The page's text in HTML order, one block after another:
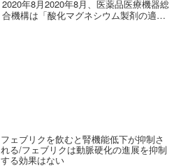
2020年8月2020年8月、医薬品医療機器総
合機構は「酸化マグネシウム製剤の適正
フェブリクを飲むと腎機能低下が抑制さ
れる/フェブリクは動脈硬化の進展を抑制
する効果はない